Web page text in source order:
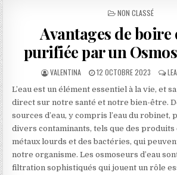
POSTED IN
NON CLASSÉ
Avantages de boire
purifiée par un
AUTHOR:
VALENTINA PUBLISHED DATE:
12 OCTOBRE 2023
L’eau est un élément essentiel à la vie, et
direct sur notre santé et notre bien-être.
sources d’eau, y compris l’eau du robinet,
divers contaminants, tels que des produits
métaux lourds et des bactéries, qui
notre organisme. Les osmoseurs d’eau
filtration sophistiqués qui jouent un rôle